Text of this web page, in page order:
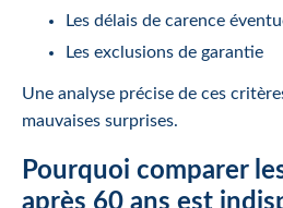
Les délais de carence
Les exclusions de garantie
Une analyse précise de ces
mauvaises surprises.
Pourquoi comparer